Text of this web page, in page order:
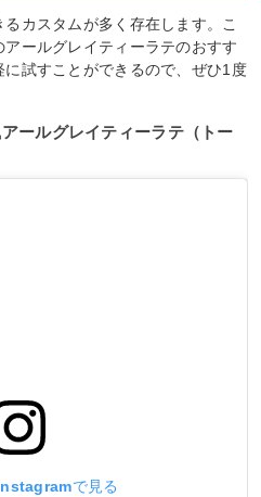
カスタムが多く存在します。こ
ールグレイティーラテのおすす
試すことができるので、ぜひ1度
ールグレイティーラテ（トー
で見る